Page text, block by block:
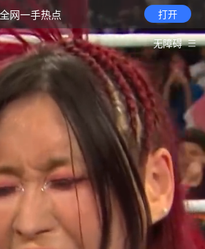
网一手热点 打开
无障碍